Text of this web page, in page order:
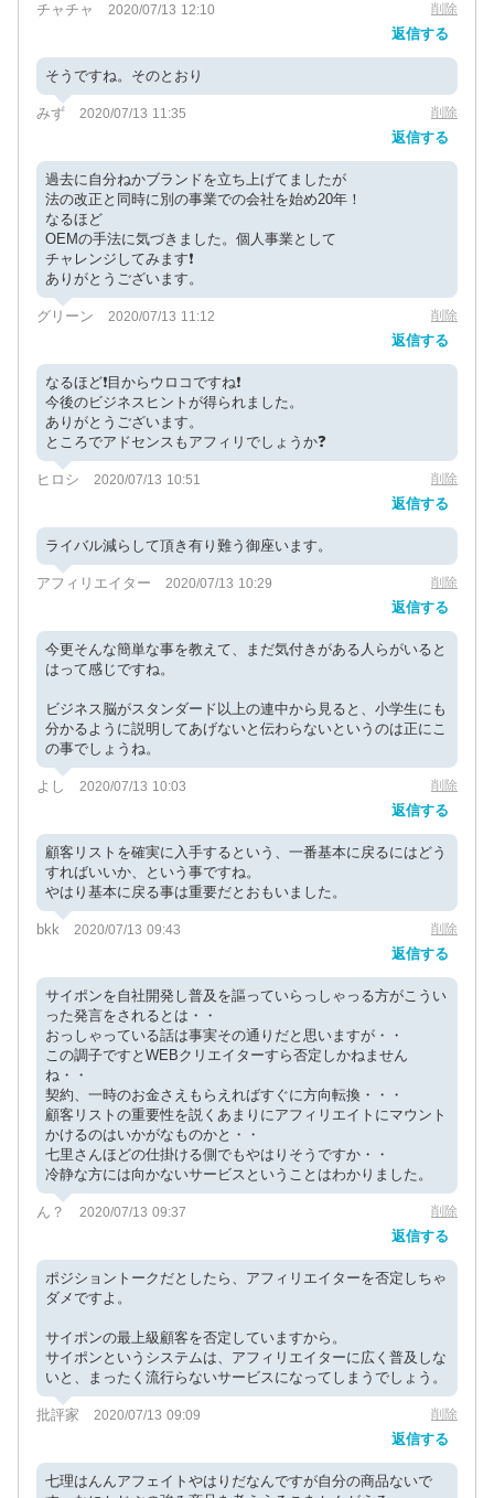
チャチャ 2020/07/13 12:10 削除
返信する
そうですね。そのとおり
みず 2020/07/13 11:35 削除
返信する
過去に自分ねかブランドを立ち上げてましたが
法の改正と同時に別の事業での会社を始め20年！
なるほど
OEMの手法に気づきました。個人事業として
チャレンジしてみます❗️
ありがとうございます。
グリーン 2020/07/13 11:12 削除
返信する
なるほど❗️目からウロコですね❗️
今後のビジネスヒントが得られました。
ありがとうございます。
ところでアドセンスもアフィリでしょうか❓
ヒロシ 2020/07/13 10:51 削除
返信する
ライバル減らして頂き有り難う御座います。
アフィリエイター 2020/07/13 10:29 削除
返信する
今更そんな簡単な事を教えて、まだ気付きがある人らがいると
はって感じですね。
ビジネス脳がスタンダード以上の連中から見ると、小学生にも
分かるように説明してあげないと伝わらないというのは正にこ
の事でしょうね。
よし 2020/07/13 10:03 削除
返信する
顧客リストを確実に入手するという、一番基本に戻るにはどう
すればいいか、という事ですね。
やはり基本に戻る事は重要だとおもいました。
bkk 2020/07/13 09:43 削除
返信する
サイポンを自社開発し普及を謳っていらっしゃっる方がこうい
った発言をされるとは・・
おっしゃっている話は事実その通りだと思いますが・・
この調子ですとWEBクリエイターすら否定しかねません
ね・・
契約、一時のお金さえもらえればすぐに方向転換・・・
顧客リストの重要性を説くあまりにアフィリエイトにマウント
かけるのはいかがなものかと・・
七里さんほどの仕掛ける側でもやはりそうですか・・
冷静な方には向かないサービスということはわかりました。
ん？ 2020/07/13 09:37 削除
返信する
ポジショントークだとしたら、アフィリエイターを否定しちゃ
ダメですよ。
サイポンの最上級顧客を否定していますから。
サイポンというシステムは、アフィリエイターに広く普及しな
いと、まったく流行らないサービスになってしまうでしょう。
批評家 2020/07/13 09:09 削除
返信する
七理はんんアフェイトやはりだなんですが自分の商品ないで